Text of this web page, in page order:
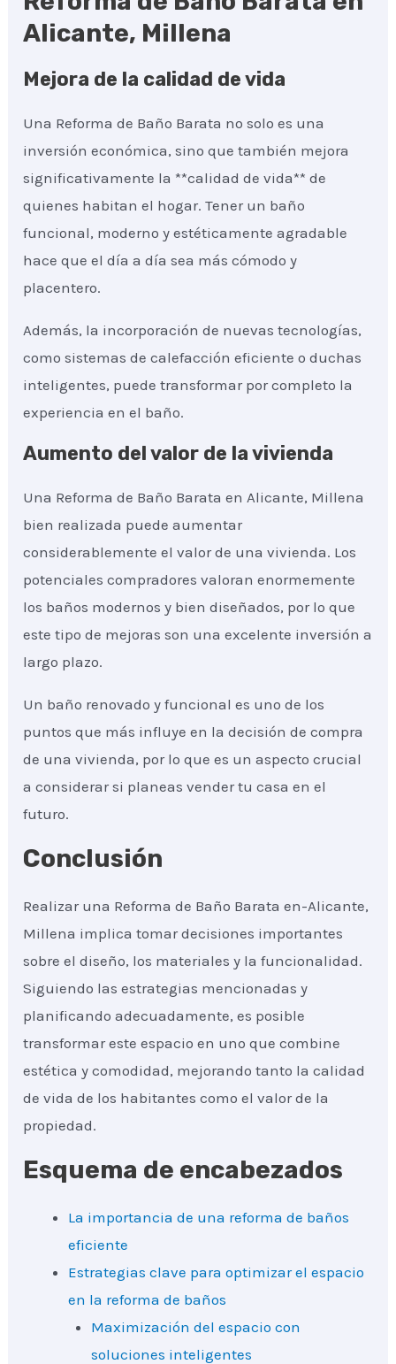
Alicante, Millena
Mejora de la calidad de vida
Una Reforma de Baño Barata no solo es una
inversión económica, sino que también mejora
significativamente la **calidad de vida** de
quienes habitan el hogar. Tener un baño
funcional, moderno y estéticamente agradable
hace que el día a día sea más cómodo y
placentero.
Además, la incorporación de nuevas tecnologías,
como sistemas de calefacción eficiente o duchas
inteligentes, puede transformar por completo la
experiencia en el baño.
Aumento del valor de la vivienda
Una Reforma de Baño Barata en Alicante, Millena
bien realizada puede aumentar
considerablemente el valor de una vivienda. Los
potenciales compradores valoran enormemente
los baños modernos y bien diseñados, por lo que
este tipo de mejoras son una excelente inversión a
largo plazo.
Un baño renovado y funcional es uno de los
puntos que más influye en la decisión de compra
de una vivienda, por lo que es un aspecto crucial
a considerar si planeas vender tu casa en el
futuro.
Conclusión
Realizar una Reforma de Baño Barata en-Alicante,
Millena implica tomar decisiones importantes
sobre el diseño, los materiales y la funcionalidad.
Siguiendo las estrategias mencionadas y
planificando adecuadamente, es posible
transformar este espacio en uno que combine
estética y comodidad, mejorando tanto la calidad
de vida de los habitantes como el valor de la
propiedad.
Esquema de encabezados
La importancia de una reforma de baños
eficiente
Estrategias clave para optimizar el espacio
en la reforma de baños
Maximización del espacio con
soluciones inteligentes